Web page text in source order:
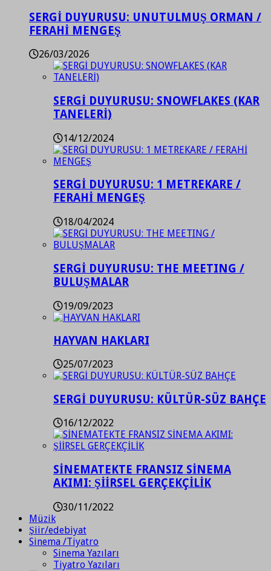
SERGİ DUYURUSU: UNUTULMUŞ ORMAN /
FERAHİ MENGEŞ
26/03/2026
SERGİ DUYURUSU: SNOWFLAKES (KAR
TANELERİ)
14/12/2024
SERGİ DUYURUSU: 1 METREKARE /
FERAHİ MENGEŞ
18/04/2024
SERGİ DUYURUSU: THE MEETING /
BULUŞMALAR
19/09/2023
HAYVAN HAKLARI
25/07/2023
SERGİ DUYURUSU: KÜLTÜR-SÜZ BAHÇE
16/12/2022
SİNEMATEKTE FRANSIZ SİNEMA
AKIMI: ŞİİRSEL GERÇEKÇİLİK
30/11/2022
Müzik
Şiir/edebiyat
Sinema /Tiyatro
Sinema Yazıları
Tiyatro Yazıları